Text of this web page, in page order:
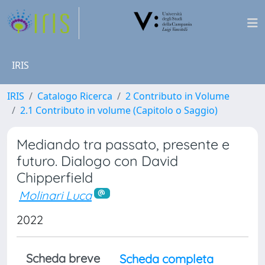
IRIS
IRIS Catalogo Ricerca
2 Contributo in Volume
2.1 Contributo in volume (Capitolo o Saggio)
Mediando tra passato, presente e
futuro. Dialogo con David
Chipperfield
Molinari Luca
2022
Scheda breve
Scheda completa